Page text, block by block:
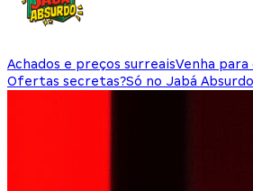
Achados e preços surreaisVenha para
Ofertas secretas?Só no Jabá